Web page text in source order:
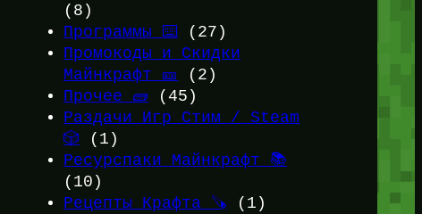
(8)
Программы ⌨️
(27)
Промокоды и Скидки
Майнкрафт 🎫
(2)
Прочее 🧱 (45)
Раздачи Игр Стим / Steam
🎲 (1)
Ресурспаки Майнкрафт 📚
(10)
Рецепты Крафта 🪚 (1)